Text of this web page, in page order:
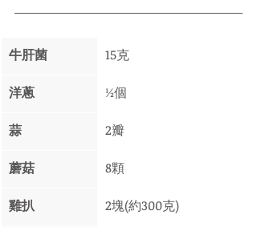
牛肝菌 15克
洋蔥 ½個
蒜 2瓣
蘑菇 8顆
雞扒 2塊(約300克)